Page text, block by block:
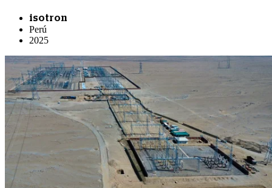
isotron
Perú
2025